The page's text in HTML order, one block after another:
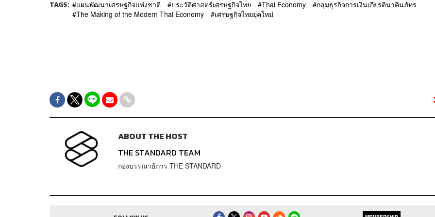
TAGS: แผนพัฒนาเศรษฐกิจแห่งชาติ ประวัติศาสตร์เศรษฐกิจไทย Thai Economy
กลุ่มธุรกิจการเงินเกียรตินาคินภัทร
The Making of the Modern Thai Economy
เศรษฐกิจไทยยุคใหม่
ABOUT THE HOST
THE STANDARD TEAM
กองบรรณาธิการ THE STANDARD